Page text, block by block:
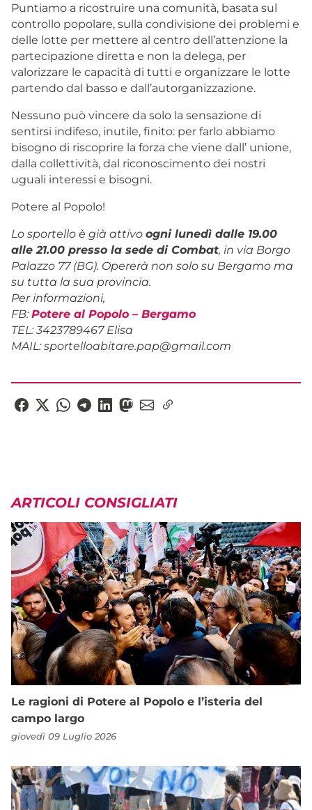
Puntiamo a ricostruire una comunità, basata sul
controllo popolare, sulla condivisione dei problemi e
delle lotte per mettere al centro dell’attenzione la
partecipazione diretta e non la delega, per
valorizzare le capacità di tutti e organizzare le lotte
partendo dal basso e dall’autorganizzazione.
Nessuno può vincere da solo la sensazione di
sentirsi indifeso, inutile, finito: per farlo abbiamo
bisogno di riscoprire la forza che viene dall’ unione,
dalla collettività, dal riconoscimento dei nostri
uguali interessi e bisogni.
Potere al Popolo!
Lo sportello è già attivo ogni lunedì dalle 19.00
alle 21.00 presso la sede di Combat, in via Borgo
Palazzo 77 (BG). Opererà non solo su Bergamo ma
su tutta la sua provincia.
Per informazioni,
FB: Potere al Popolo – Bergamo
TEL: 3423789467 Elisa
MAIL: sportelloabitare.pap@gmail.com
ARTICOLI CONSIGLIATI
Le ragioni di Potere al Popolo e l’isteria del
campo largo
giovedì 09 Luglio 2026